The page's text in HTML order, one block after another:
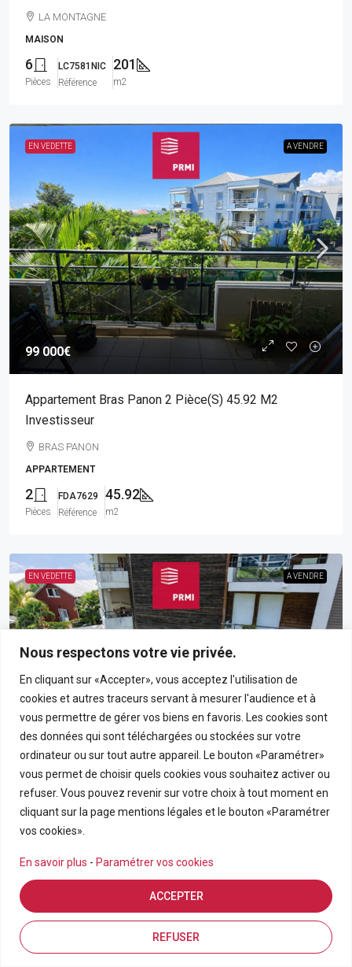
Nous respectons votre vie privée.
En cliquant sur «Accepter», vous acceptez l'utilisation de
cookies et autres traceurs servant à mesurer l'audience et à
vous permettre de gérer vos biens en favoris. Les cookies sont
des données qui sont téléchargées ou stockées sur votre
ordinateur ou sur tout autre appareil. Le bouton «Paramétrer»
vous permet de choisir quels cookies vous souhaitez activer ou
refuser. Vous pouvez revenir sur votre choix à tout moment en
cliquant sur la page mentions légales et le bouton «Paramétrer
vos cookies».
En savoir plus - Paramétrer vos cookies
REFUSER
ACCEPTER
Estimation en ligne
LA MONTAGNE
MAISON
6
Pièces
LC7581NIC
Référence
201
m2
EN VEDETTE A VENDRE
99 000€
Appartement Bras Panon 2 Pièce(s) 45.92 M2
Investisseur
BRAS PANON
APPARTEMENT
2
Pièces
FDA7629
Référence
45.92
m2
EN VEDETTE A VENDRE
190 000€
Appartement T3 En Rez-De-Chaussée Avec Grand
BRAS PANON
3 69.21